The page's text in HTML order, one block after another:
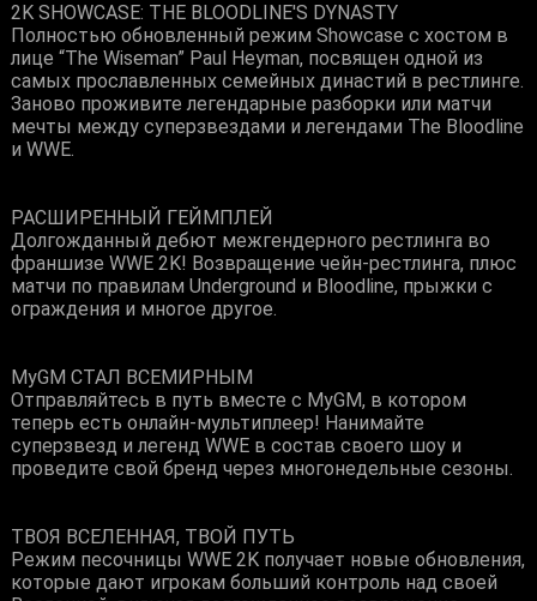
2K SHOWCASE: THE BLOODLINE'S DYNASTY
Полностью обновленный режим Showcase с хостом в
лице “The Wiseman” Paul Heyman, посвящен одной из
самых прославленных семейных династий в рестлинге.
Заново проживите легендарные разборки или матчи
мечты между суперзвездами и легендами The Bloodline
и WWE.
РАСШИРЕННЫЙ ГЕЙМПЛЕЙ
Долгожданный дебют межгендерного рестлинга во
франшизе WWE 2K! Возвращение чейн-рестлинга, плюс
матчи по правилам Underground и Bloodline, прыжки с
ограждения и многое другое.
MyGM СТАЛ ВСЕМИРНЫМ
Отправляйтесь в путь вместе с MyGM, в котором
теперь есть онлайн-мультиплеер! Нанимайте
суперзвезд и легенд WWE в состав своего шоу и
проведите свой бренд через многонедельные сезоны.
ТВОЯ ВСЕЛЕННАЯ, ТВОЙ ПУТЬ
Режим песочницы WWE 2K получает новые обновления,
которые дают игрокам больший контроль над своей